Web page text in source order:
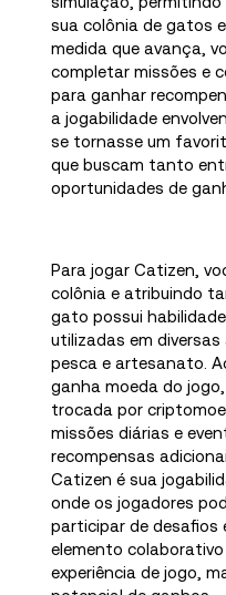
sua colônia de gatos
medida que avança,
completar missões e
para ganhar
a jogabilidade
se tornasse um
que buscam tanto
oportunidades de
Para jogar Catizen,
colônia e atribuindo
gato possui
utilizadas em
pesca e artesanato.
ganha moeda do
trocada por
missões diárias e
recompensas
Catizen é sua
onde os jogadores
participar de desafios
elemento
experiência de jogo,